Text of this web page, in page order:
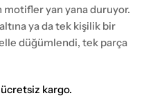
yan yana duruyor.
ya da tek kişilik bir
düğümlendi, tek parça
kargo.